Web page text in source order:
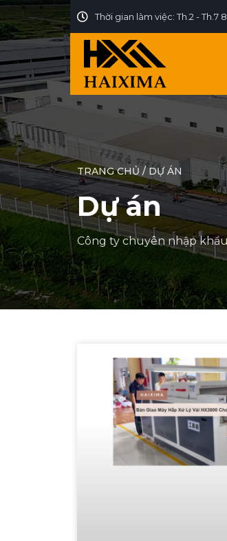
Thời gian làm việc: Th.2 - Th.7
TRANG CHỦ /DỰ ÁN
Dự án
Công ty chuyên nhập